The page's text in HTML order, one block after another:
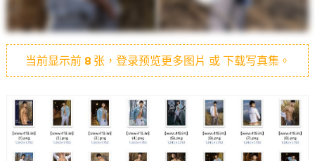
当前显示前 8张，登录预览更多图片 或 下载写真集。